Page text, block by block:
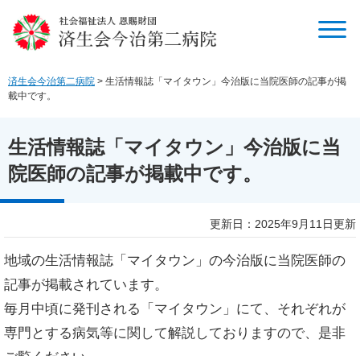
先
頭
。
を
飛
て
済生会今治第二病院 > 生活情報誌「マイタウン」今治版に当院医師の記事が掲
載中です。
生活情報誌「マイタウン」今治版に当
院医師の記事が掲載中です。
文
更新日：2025年9月11日更新
地域の生活情報誌「マイタウン」の今治版に当院医師の
記事が掲載されています。
毎月中頃に発刊される「マイタウン」にて、それぞれが
専門とする病気等に関して解説しておりますので、是非